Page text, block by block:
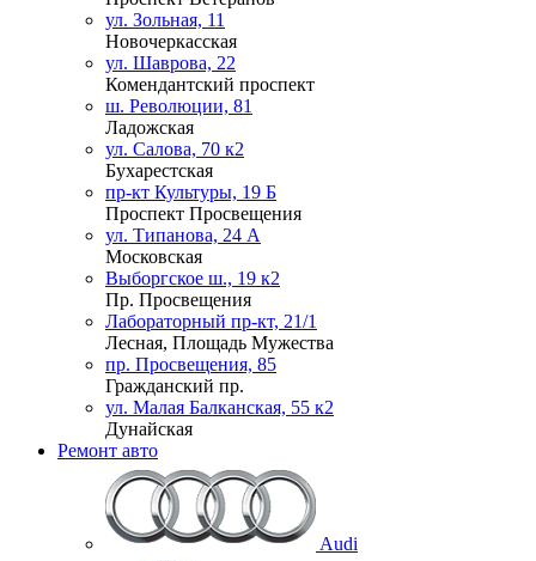
ул. Зольная, 11
Новочеркасская
ул. Шаврова, 22
Комендантский проспект
ш. Революции, 81
Ладожская
ул. Салова, 70 к2
Бухарестская
пр-кт Культуры, 19 Б
Проспект Просвещения
ул. Типанова, 24 А
Московская
Выборгское ш., 19 к2
Пр. Просвещения
Лабораторный пр-кт, 21/1
Лесная, Площадь Мужества
пр. Просвещения, 85
Гражданский пр.
ул. Малая Балканская, 55 к2
Дунайская
Ремонт авто
Audi